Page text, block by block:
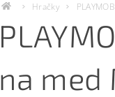
Hračky
na med